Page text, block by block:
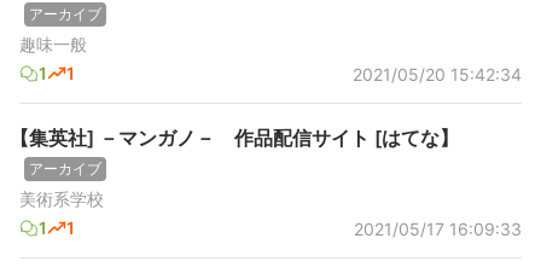
アーカイブ
趣味一般
1
1 2021/05/20 15:42:34
【集英社] －マンガノ－ 作品配信サイト [はてな】
アーカイブ
美術系学校
1
1 2021/05/17 16:09:33